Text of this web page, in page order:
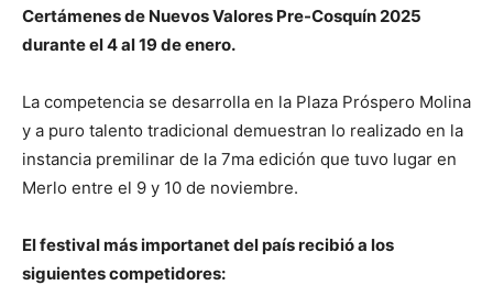
Certámenes de Nuevos Valores Pre-Cosquín 2025
durante el 4 al 19 de enero.
La competencia se desarrolla en la Plaza Próspero Molina
y a puro talento tradicional demuestran lo realizado en la
instancia premilinar de la 7ma edición que tuvo lugar en
Merlo entre el 9 y 10 de noviembre.
El festival más importanet del país recibió a los
siguientes competidores: